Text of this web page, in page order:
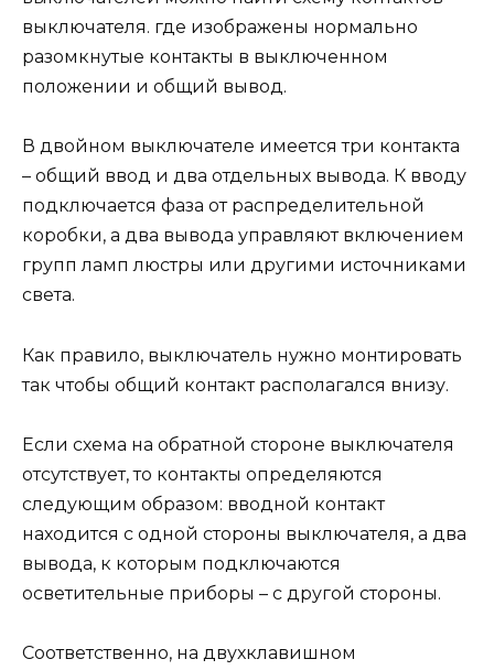
выключателя. где изображены нормально
разомкнутые контакты в выключенном
положении и общий вывод.
В двойном выключателе имеется три контакта
– общий ввод и два отдельных вывода. К вводу
подключается фаза от распределительной
коробки, а два вывода управляют включением
групп ламп люстры или другими источниками
света.
Как правило, выключатель нужно монтировать
так чтобы общий контакт располагался внизу.
Если схема на обратной стороне выключателя
отсутствует, то контакты определяются
следующим образом: вводной контакт
находится с одной стороны выключателя, а два
вывода, к которым подключаются
осветительные приборы – с другой стороны.
Соответственно, на двухклавишном